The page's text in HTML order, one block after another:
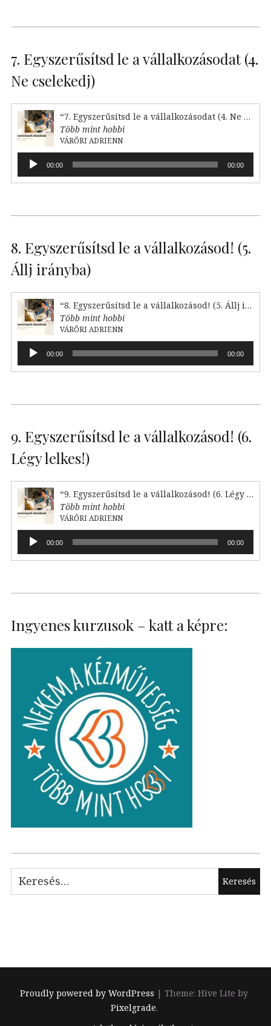
7. Egyszerűsítsd le a vállalkozásodat (4.
Ne cselekedj)
“7. Egyszerűsítsd le a vállalkozásodat (4. Ne cselekedj)”
Több mint hobbi
VÁRŐRI ADRIENN
Audió
lejátszó00:00 00:00
8. Egyszerűsítsd le a vállalkozásod! (5.
Állj irányba)
“8. Egyszerűsítsd le a vállalkozásod! (5. Állj irányba)”
Több mint hobbi
VÁRŐRI ADRIENN
Audió
lejátszó00:00 00:00
9. Egyszerűsítsd le a vállalkozásod! (6.
Légy lelkes!)
“9. Egyszerűsítsd le a vállalkozásod! (6. Légy lelkes!)”
Több mint hobbi
VÁRŐRI ADRIENN
Audió
lejátszó00:00 00:00
Ingyenes kurzusok – katt a képre:
Keresés:
Proudly powered by WordPress |Theme: Hive Lite by
Pixelgrade.